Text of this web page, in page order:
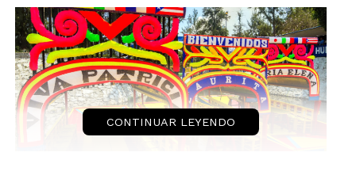
CONTINUAR LEYENDO